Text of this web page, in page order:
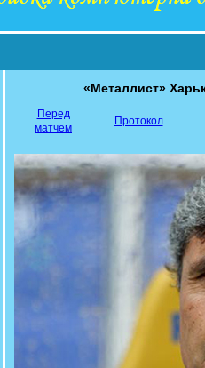
«Металлист»
Перед
матчем
Протокол